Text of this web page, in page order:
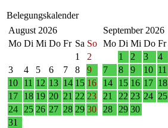
Belegungskalender
August 2026
Mo Di Mi Do Fr Sa So
1
2
3
4 5 6 7 8
9
10
11 12 13 14 15 16
17
18 19 20 21 22 23
24
25 26 27 28 29 30
31
September 2026
Mo Di Mi Do Fr
1
2 3 4
7
8 9 10 11
14
15 16 17 18
21
22 23 24 25
28
29 30